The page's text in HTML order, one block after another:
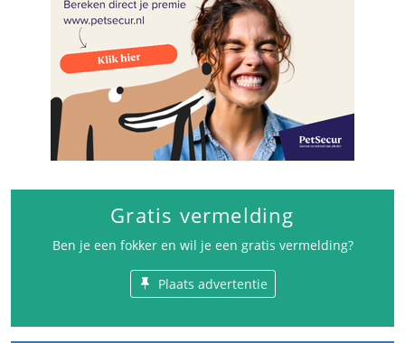
Gratis vermelding
Ben je een fokker en wil je een gratis vermelding?
Plaats advertentie